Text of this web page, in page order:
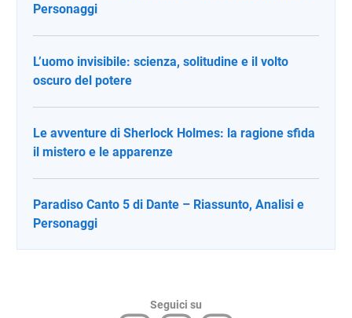
Personaggi
L’uomo invisibile: scienza, solitudine e il volto
oscuro del potere
Le avventure di Sherlock Holmes: la ragione sfida
il mistero e le apparenze
Paradiso Canto 5 di Dante – Riassunto, Analisi e
Personaggi
Seguici su